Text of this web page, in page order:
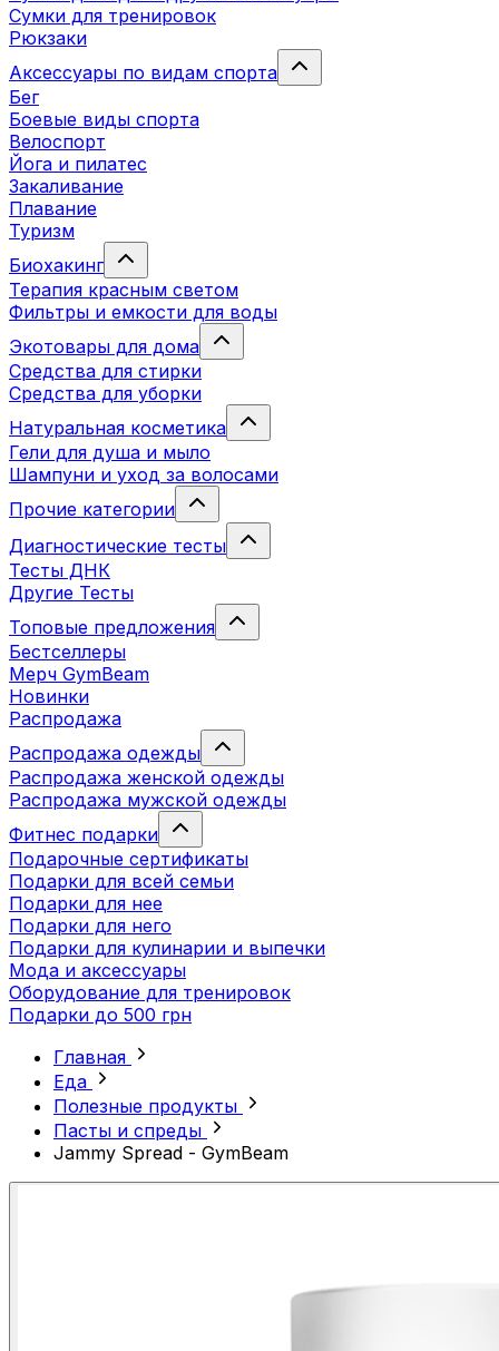
Сумки для тренировок
Рюкзаки
Аксессуары по видам спорта
Бег
Боевые виды спорта
Велоспорт
Йога и пилатес
Закаливание
Плавание
Туризм
Биохакинг
Терапия красным светом
Фильтры и емкости для воды
Экотовары для дома
Средства для стирки
Средства для уборки
Натуральная косметика
Гели для душа и мыло
Шампуни и уход за волосами
Прочие категории
Диагностические тесты
Тесты ДНК
Другие Тесты
Топовые предложения
Бестселлеры
Мерч GymBeam
Новинки
Распродажа
Распродажа одежды
Распродажа женской одежды
Распродажа мужской одежды
Фитнес подарки
Подарочные сертификаты
Подарки для всей семьи
Подарки для нее
Подарки для него
Подарки для кулинарии и выпечки
Мода и аксессуары
Оборудование для тренировок
Подарки до 500 грн
Главная
Еда
Полезные продукты
Пасты и спреды
Jammy Spread - GymBeam